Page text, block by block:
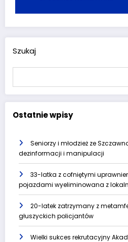
Szukaj
Ostatnie wpisy
Seniorzy i młodzież ze
dezinformacji i manipulacji
33-latka z cofniętymi
pojazdami wyeliminowana z
20-latek zatrzymany z
głuszyckich policjantów
Wielki sukces rekrutacyjny